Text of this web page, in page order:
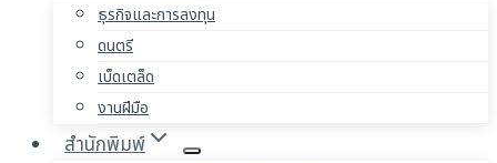
ธุรกิจและการลงทุน
ดนตรี
เบ็ดเตล็ด
งานฝีมือ
สำนักพิมพ์